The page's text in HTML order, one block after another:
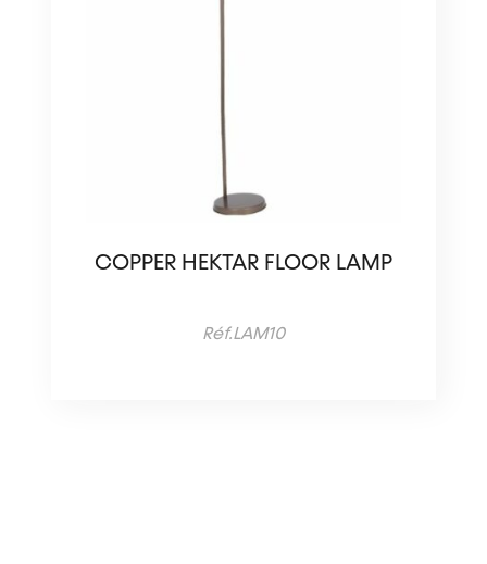
COPPER HEKTAR FLOOR LAMP
Réf.LAM10